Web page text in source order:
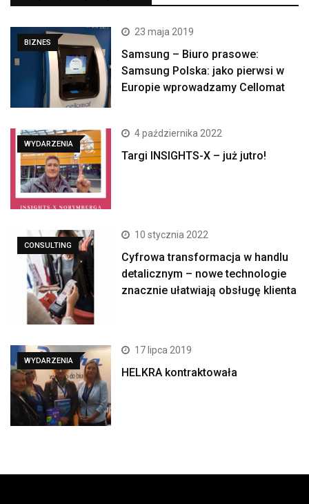
BIZNES
23 maja 2019
Samsung – Biuro prasowe:
Samsung Polska: jako pierwsi w
Europie wprowadzamy Cellomat
WYDARZENIA
4 października 2022
Targi INSIGHTS-X – już jutro!
CONSULTING
10 stycznia 2022
Cyfrowa transformacja w handlu
detalicznym – nowe technologie
znacznie ułatwiają obsługę klienta
WYDARZENIA
17 lipca 2019
HELKRA kontraktowała